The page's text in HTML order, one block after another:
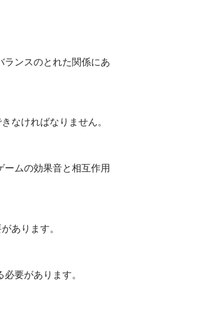
ランスのとれた関係にあ
なければなりません。
ムの効果音と相互作用
あります。
要があります。